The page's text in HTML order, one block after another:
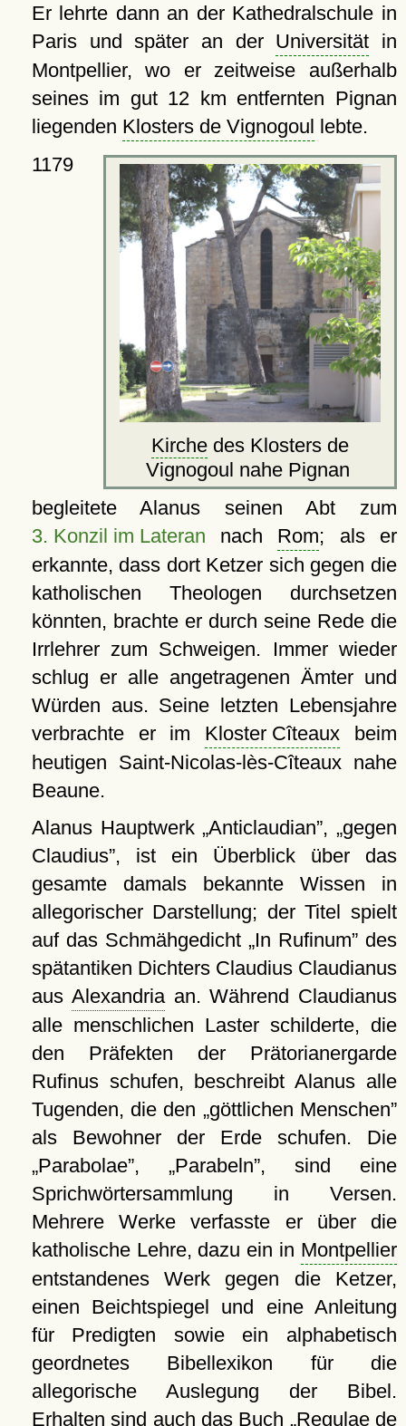
Er lehrte dann an der Kathedralschule in
Paris und später an der Universität in
Montpellier, wo er zeitweise außerhalb
seines im gut 12 km entfernten Pignan
liegenden Klosters de Vignogoul lebte.
Kirche des Klosters de
Vignogoul nahe Pignan
1179
begleitete Alanus seinen Abt zum
3. Konzil im Lateran nach Rom; als er
erkannte, dass dort Ketzer sich gegen die
katholischen Theologen durchsetzen
könnten, brachte er durch seine Rede die
Irrlehrer zum Schweigen. Immer wieder
schlug er alle angetragenen Ämter und
Würden aus. Seine letzten Lebensjahre
verbrachte er im Kloster Cîteaux beim
heutigen Saint-Nicolas-lès-Cîteaux nahe
Beaune.
Alanus Hauptwerk Anticlaudian , gegen
Claudius , ist ein Überblick über das
gesamte damals bekannte Wissen in
allegorischer Darstellung; der Titel spielt
auf das Schmähgedicht In Rufinum des
spätantiken Dichters Claudius Claudianus
ausAlexandriaan. Während Claudianus
alle menschlichen Laster schilderte, die
den Präfekten der Prätorianergarde
Rufinus schufen, beschreibt Alanus alle
Tugenden, die den
göttlichen Menschen
als Bewohner der Erde schufen. Die
Parabolae , Parabeln , sind eine
Sprichwörtersammlung in Versen.
Mehrere Werke verfasste er über die
katholische Lehre, dazu ein in Montpellier
entstandenes Werk gegen die Ketzer,
einen Beichtspiegel und eine Anleitung
für Predigten sowie ein alphabetisch
geordnetes Bibellexikon für die
allegorische Auslegung der Bibel.
Erhalten sind auch das Buch Regulae de